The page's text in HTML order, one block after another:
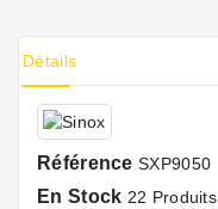
Détails
Référence SXP9050
En Stock 22 Produits